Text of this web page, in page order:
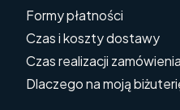
Formy płatności
Czas i koszty dostawy
Czas realizacji zamówienia
Dlaczego na moją